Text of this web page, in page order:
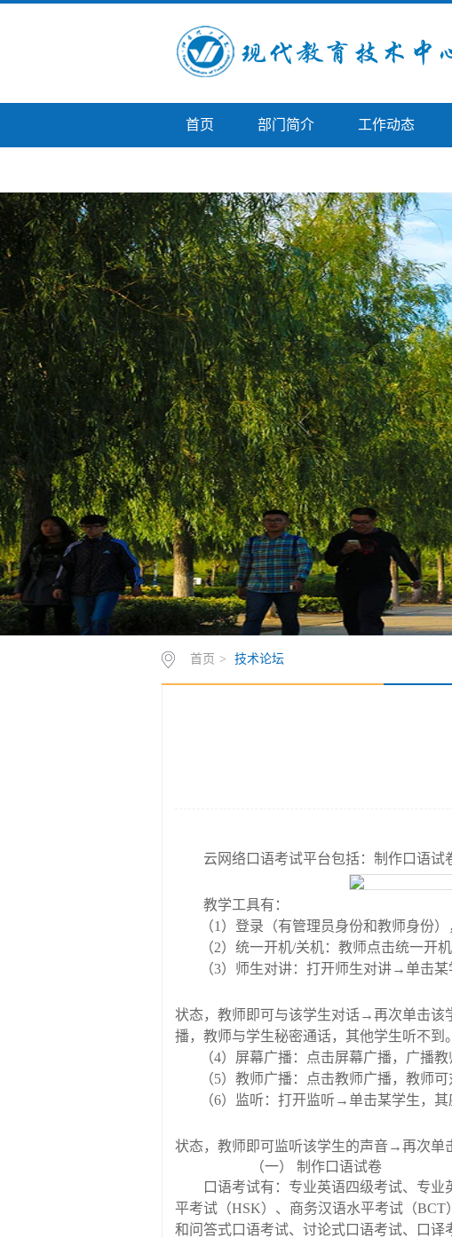
首页 部门简介 工作动态
首页 > 技术论坛
云网络口语考试平台包括：制作口语
教学工具有：
（1 ）登录（有管理员身份和教师身份）
（2）统一开机/关机：教师点击统一开机
（3）师生对讲：打开师生对讲→ 单击
状态，教师即可与该学生对话→再次单击该
播，教师与学生秘密通话，其他学生听不到。
（4）屏幕广播：点击屏幕广播，广播
（5）教师广播：点击教师广播，教师
（6）监听：打开监听→ 单击某学生，
状态，教师即可监听该学生的声音 →再次单
（一） 制作口语试卷
口语考试有：专业英语四级考试、专
平考试（HSK）、商务汉语水平考试（BCT
和问答式口语考试、讨论式口语考试、口译